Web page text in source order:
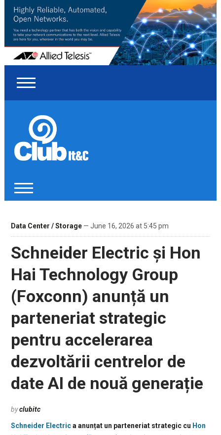
Data Center / Storage— June 16, 2026 at 5:45 pm
Schneider Electric și Hon
Hai Technology Group
(Foxconn) anunță un
parteneriat strategic
pentru accelerarea
dezvoltării centrelor de
date AI de nouă generație
byclubitc
Schneider Electrica anunțat un parteneriat strategic cu Hon